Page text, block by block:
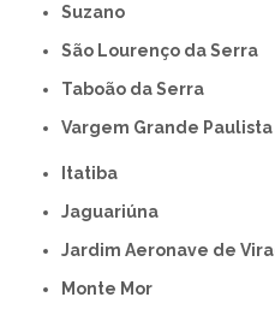
Suzano
São Lourenço da Serra
Taboão da Serra
Vargem Grande Paulista
Itatiba
Jaguariúna
Jardim Aeronave de
Monte Mor